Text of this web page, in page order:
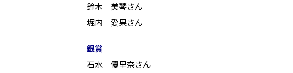
鈴木 美琴さん
堀内 愛果さん
銀賞
石水 優里奈さん